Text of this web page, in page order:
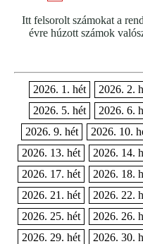
Itt felsorolt számokat a
évre húzott számok
2026. 1. hét 2026. 2.
2026. 5. hét
2026. 6.
2026. 9. hét
2026. 10.
2026. 13. hét
2026. 14.
2026. 17. hét
2026. 18.
2026. 21. hét
2026. 22.
2026. 25. hét
2026. 26.
2026. 29. hét
2026. 30.